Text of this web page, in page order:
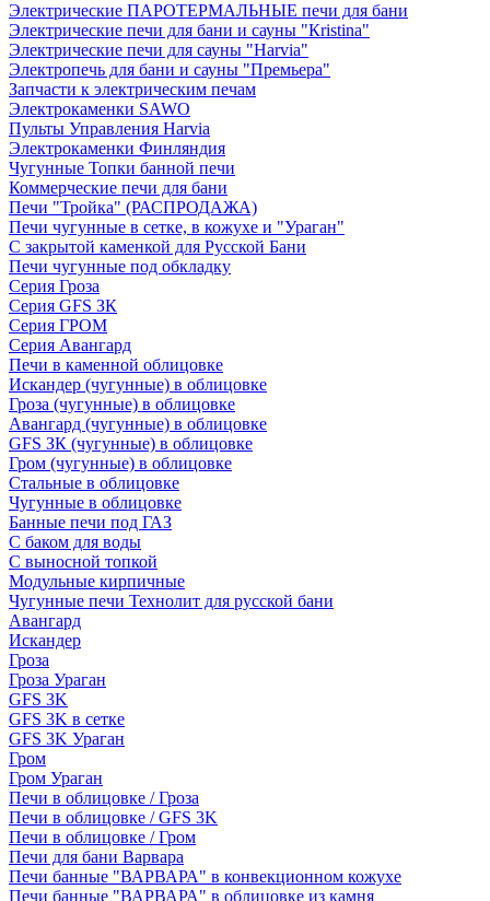
Электрические ПАРОТЕРМАЛЬНЫЕ печи для бани
Электрические печи для бани и сауны "Кristina"
Электрические печи для сауны "Harvia"
Электропечь для бани и сауны "Премьера"
Запчасти к электрическим печам
Электрокаменки SAWO
Пульты Управления Harvia
Электрокаменки Финляндия
Чугунные Топки банной печи
Коммерческие печи для бани
Печи "Тройка" (РАСПРОДАЖА)
Печи чугунные в сетке, в кожухе и "Ураган"
С закрытой каменкой для Русской Бани
Печи чугунные под обкладку
Серия Гроза
Серия GFS ЗК
Серия ГРОМ
Серия Авангард
Печи в каменной облицовке
Искандер (чугунные) в облицовке
Гроза (чугунные) в облицовке
Авангард (чугунные) в облицовке
GFS ЗК (чугунные) в облицовке
Гром (чугунные) в облицовке
Стальные в облицовке
Чугунные в облицовке
Банные печи под ГАЗ
С баком для воды
С выносной топкой
Модульные кирпичные
Чугунные печи Технолит для русской бани
Авангард
Искандер
Гроза
Гроза Ураган
GFS 3K
GFS 3K в сетке
GFS 3K Ураган
Гром
Гром Ураган
Печи в облицовке / Гроза
Печи в облицовке / GFS 3K
Печи в облицовке / Гром
Печи для бани Варвара
Печи банные "ВАРВАРА" в конвекционном кожухе
Печи банные "ВАРВАРА" в облицовке из камня